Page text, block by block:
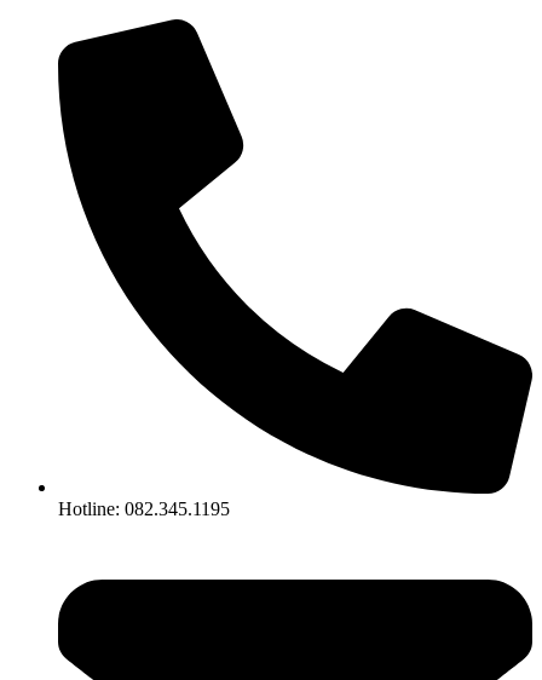
Hotline: 082.345.1195